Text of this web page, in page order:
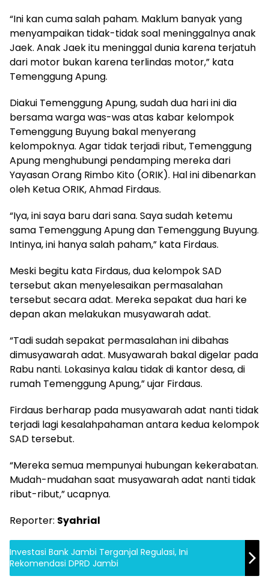
“Ini kan cuma salah paham. Maklum banyak yang
menyampaikan tidak-tidak soal meninggalnya anak
Jaek. Anak Jaek itu meninggal dunia karena terjatuh
dari motor bukan karena terlindas motor,” kata
Temenggung Apung.
Diakui Temenggung Apung, sudah dua hari ini dia
bersama warga was-was atas kabar kelompok
Temenggung Buyung bakal menyerang
kelompoknya. Agar tidak terjadi ribut, Temenggung
Apung menghubungi pendamping mereka dari
Yayasan Orang Rimbo Kito (ORIK). Hal ini dibenarkan
oleh Ketua ORIK, Ahmad Firdaus.
“Iya, ini saya baru dari sana. Saya sudah ketemu
sama Temenggung Apung dan Temenggung Buyung.
Intinya, ini hanya salah paham,” kata Firdaus.
Meski begitu kata Firdaus, dua kelompok SAD
tersebut akan menyelesaikan permasalahan
tersebut secara adat. Mereka sepakat dua hari ke
depan akan melakukan musyawarah adat.
“Tadi sudah sepakat permasalahan ini dibahas
dimusyawarah adat. Musyawarah bakal digelar pada
Rabu nanti. Lokasinya kalau tidak di kantor desa, di
rumah Temenggung Apung,” ujar Firdaus.
Firdaus berharap pada musyawarah adat nanti tidak
terjadi lagi kesalahpahaman antara kedua kelompok
SAD tersebut.
“Mereka semua mempunyai hubungan kekerabatan.
Mudah-mudahan saat musyawarah adat nanti tidak
ribut-ribut,” ucapnya.
Reporter: Syahrial
Investasi Bank Jambi Terganjal Regulasi, Ini
Rekomendasi DPRD Jambi